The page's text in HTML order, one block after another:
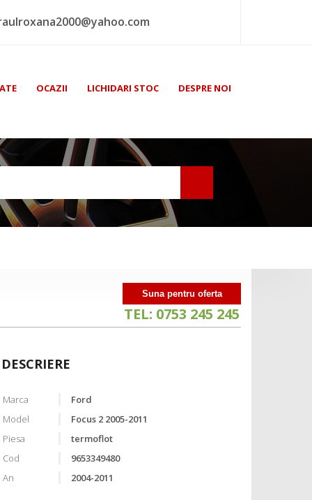
OCAZII LICHIDARI STOC DESPRE NOI
Suna pentru oferta
TEL: 0753 245 245
DESCRIERE
Marca
Ford
Model
Focus 2 2005-2011
Piesa
termoflot
Cod
9653349480
An
2004-2011